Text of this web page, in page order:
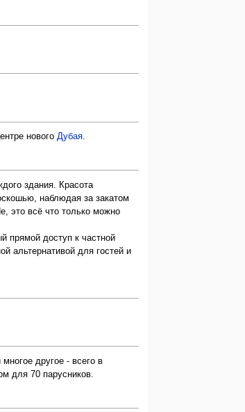
нового Дубая.
здания. Красота
наблюдая за закатом
это всё что только можно
прямой доступ к частной
альтернативой для гостей и
другое - всего в
для 70 парусников.